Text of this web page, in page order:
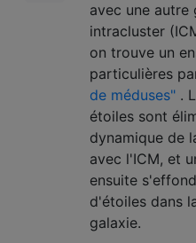
avec une autre
intracluster
on trouve un
particulières
de méduses" .
étoiles sont
dynamique de
avec l'ICM, et
ensuite
d'étoiles dans
galaxie.